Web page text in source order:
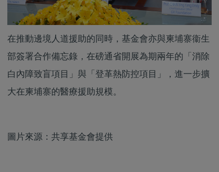
在推動邊境人道援助的同時，基金會亦與柬埔寨衞生
部簽署合作備忘錄，在磅通省開展為期兩年的「消除
白內障致盲項目」與「登革熱防控項目」，進一步擴
大在柬埔寨的醫療援助規模。
圖片來源：共享基金會提供